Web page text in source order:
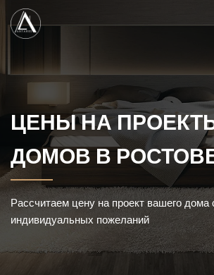
ЦЕНЫ НА
ДОМОВ В
Рассчитаем цену на проект вашего дома
индивидуальных пожеланий